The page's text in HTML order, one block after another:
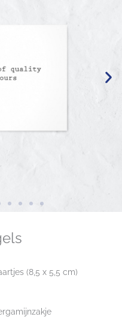
(8,5 x 5,5 cm)